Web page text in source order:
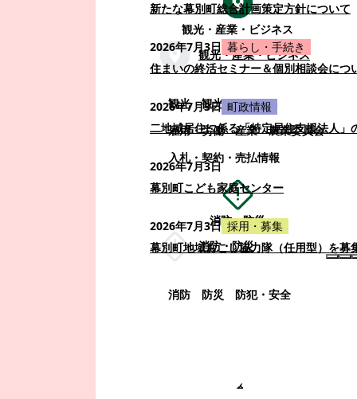
観光・産業・ビジネス
観光・産業・ビジネス
観光
観光・イベント
雇用・労働
産業
農業委員会
入札・契約・売払情報
消防・防災
消防・防災
消防 防災 防犯・安全
町政情報
新たな幕別町総合計画策定方針について
2026年7月3日 暮らし・手続き
住まいの終活セミナー＆個別相談会につ
2026年7月3日 町政情報
二地域居住に係る「特定居住支援法人」
2026年7月3日
幕別町こども家庭センター
2026年7月3日 採用・募集
幕別町地域おこし協力隊（任用型）を募